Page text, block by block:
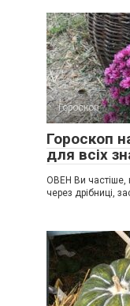
Гороскоп
Гороскоп
для всіх
ОВЕН Ви частіше,
через дрібниці,